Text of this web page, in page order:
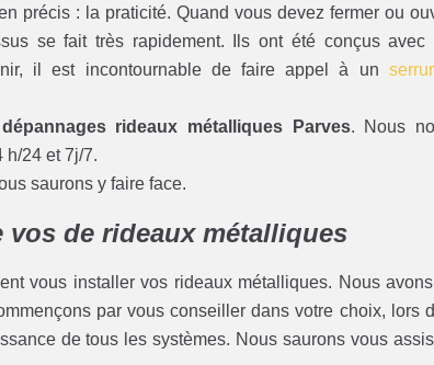
précis : la praticité. Quand vous devez fermer ou
se fait très rapidement. Ils ont été conçus avec
il est incontournable de faire appel à un
dépannages rideaux métalliques Parves. Nous
h/24 et 7j/7.
saurons y faire face.
vos de rideaux métalliques
vous installer vos rideaux métalliques. Nous
par vous conseiller dans votre choix, lors
de tous les systèmes. Nous saurons vous